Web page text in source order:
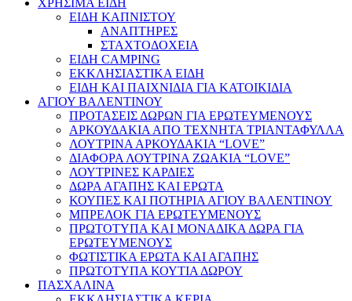
ΧΡΗΣΙΜΑ ΕΙΔΗ
ΕΙΔΗ ΚΑΠΝΙΣΤΟΥ
ΑΝΑΠΤΗΡΕΣ
ΣΤΑΧΤΟΔΟΧΕΙΑ
ΕΙΔΗ CAMPING
ΕΚΚΛΗΣΙΑΣΤΙΚΑ ΕΙΔΗ
ΕΙΔΗ ΚΑΙ ΠΑΙΧΝΙΔΙΑ ΓΙΑ ΚΑΤΟΙΚΙΔΙΑ
ΑΓΙΟΥ ΒΑΛΕΝΤΙΝΟΥ
ΠΡΟΤΑΣΕΙΣ ΔΩΡΩΝ ΓΙΑ ΕΡΩΤΕΥΜΕΝΟΥΣ
ΑΡΚΟΥΔΑΚΙΑ ΑΠΟ ΤΕΧΝΗΤΑ ΤΡΙΑΝΤΑΦΥΛΛΑ
ΛΟΥΤΡΙΝΑ ΑΡΚΟΥΔΑΚΙΑ “LOVE”
ΔΙΑΦΟΡΑ ΛΟΥΤΡΙΝΑ ΖΩΑΚΙΑ “LOVE”
ΛΟΥΤΡΙΝΕΣ ΚΑΡΔΙΕΣ
ΔΩΡΑ ΑΓΑΠΗΣ ΚΑΙ ΕΡΩΤΑ
ΚΟΥΠΕΣ ΚΑΙ ΠΟΤΗΡΙΑ ΑΓΙΟΥ ΒΑΛΕΝΤΙΝΟΥ
ΜΠΡΕΛΟΚ ΓΙΑ ΕΡΩΤΕΥΜΕΝΟΥΣ
ΠΡΩΤΟΤΥΠΑ ΚΑΙ ΜΟΝΑΔΙΚΑ ΔΩΡΑ ΓΙΑ
ΕΡΩΤΕΥΜΕΝΟΥΣ
ΦΩΤΙΣΤΙΚΑ ΕΡΩΤΑ ΚΑΙ ΑΓΑΠΗΣ
ΠΡΩΤΟΤΥΠΑ ΚΟΥΤΙΑ ΔΩΡΟΥ
ΠΑΣΧΑΛΙΝΑ